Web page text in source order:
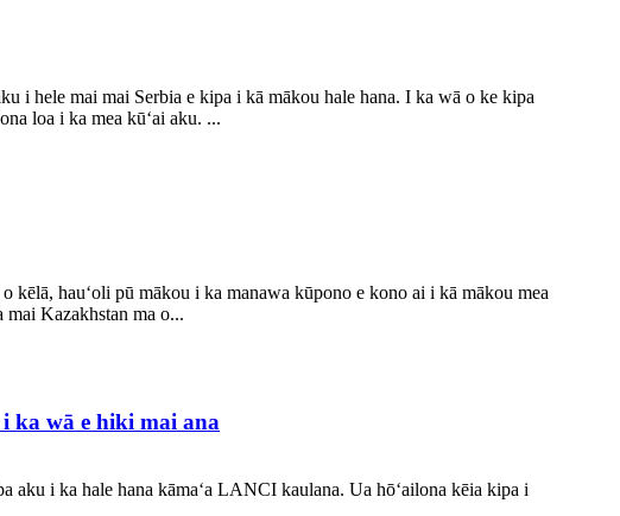
i hele mai mai Serbia e kipa i kā mākou hale hana. I ka wā o ke kipa
loa i ka mea kūʻai aku. ...
kēlā, hauʻoli pū mākou i ka manawa kūpono e kono ai i kā mākou mea
mai Kazakhstan ma o...
ka wā e hiki mai ana
aku i ka hale hana kāmaʻa LANCI kaulana. Ua hōʻailona kēia kipa i